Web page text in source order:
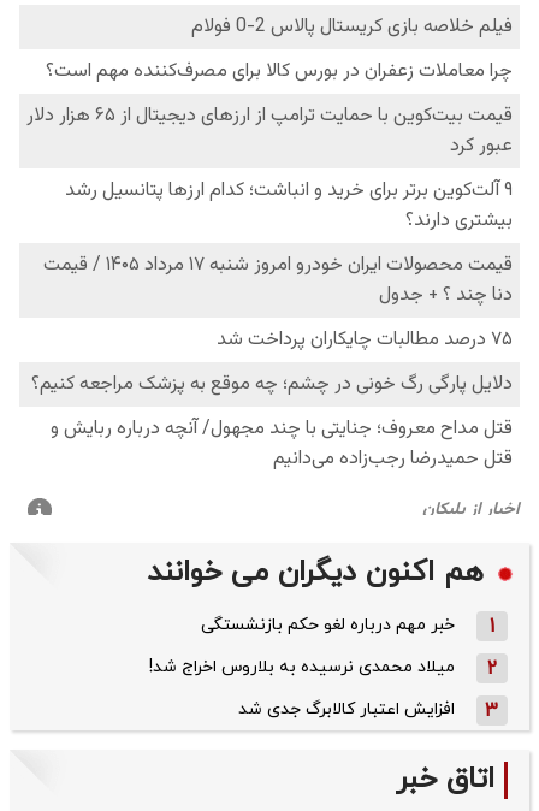
هم اکنون دیگران می خوانند
1 خبر مهم درباره لغو حکم بازنشستگی
2 میلاد محمدی نرسیده به بلاروس اخراج شد!
3 افزایش اعتبار کالابرگ جدی شد
اتاق خبر